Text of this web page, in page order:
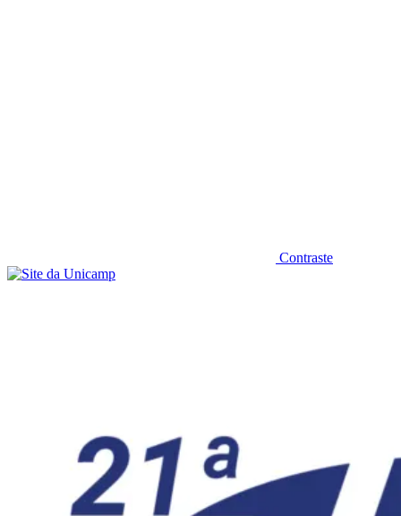
Contraste